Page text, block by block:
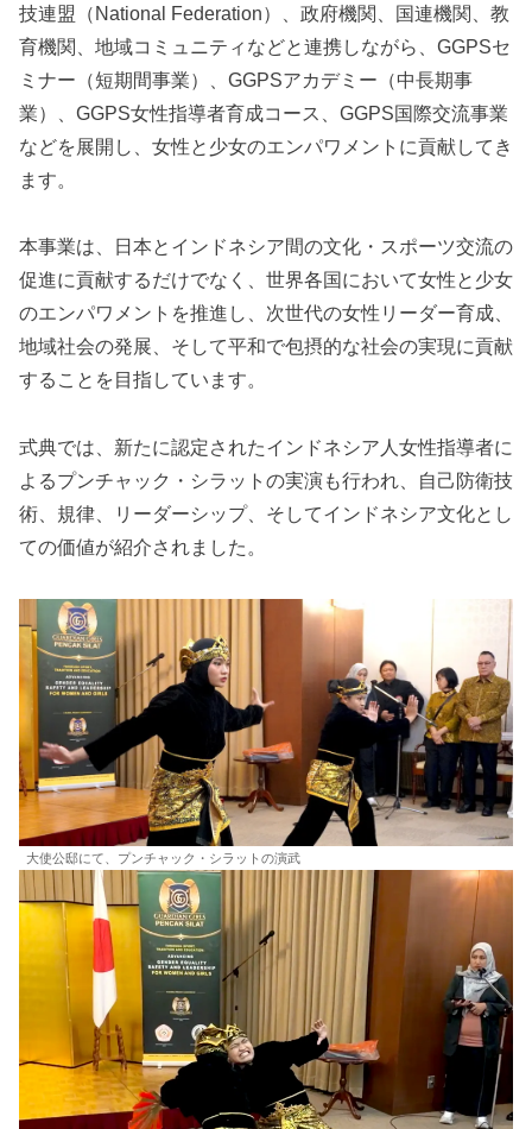
技連盟（National Federation）、政府機関、国連機関、教
育機関、地域コミュニティなどと連携しながら、GGPSセ
ミナー（短期間事業）、GGPSアカデミー（中長期事
業）、GGPS女性指導者育成コース、GGPS国際交流事業
などを展開し、女性と少女のエンパワメントに貢献してき
ます。
本事業は、日本とインドネシア間の文化・スポーツ交流の
促進に貢献するだけでなく、世界各国において女性と少女
のエンパワメントを推進し、次世代の女性リーダー育成、
地域社会の発展、そして平和で包摂的な社会の実現に貢献
することを目指しています。
式典では、新たに認定されたインドネシア人女性指導者に
よるプンチャック・シラットの実演も行われ、自己防衛技
術、規律、リーダーシップ、そしてインドネシア文化とし
ての価値が紹介されました。
大使公邸にて、プンチャック・シラットの演武